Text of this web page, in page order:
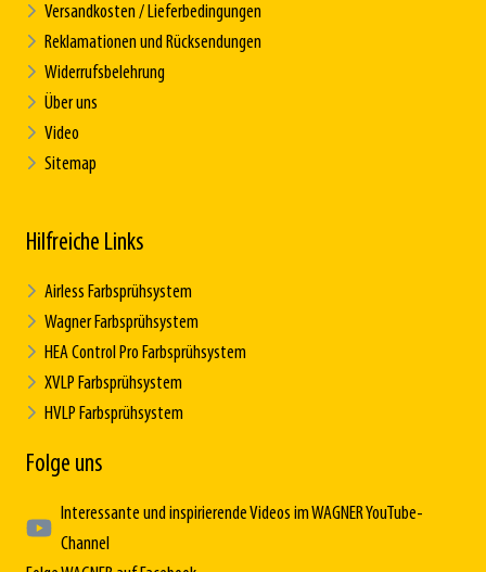
Versandkosten / Lieferbedingungen
Reklamationen und Rücksendungen
Widerrufsbelehrung
Über uns
Video
Sitemap
Hilfreiche Links
Airless Farbsprühsystem
Wagner Farbsprühsystem
HEA Control Pro Farbsprühsystem
XVLP Farbsprühsystem
HVLP Farbsprühsystem
Folge uns
Interessante und inspirierende Videos im WAGNER YouTube-
Channel